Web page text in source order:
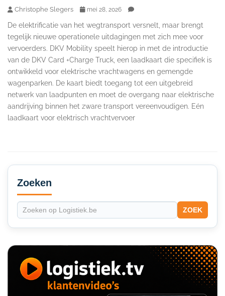
Christophe Slegers mei 28, 2026
De elektrificatie van het wegtransport versnelt, maar brengt
tegelijk nieuwe operationele uitdagingen met zich mee voor
vervoerders. DKV Mobility speelt hierop in met de introductie
van de DKV Card +Charge Truck, een laadkaart die specifiek is
ontwikkeld voor elektrische vrachtwagens en gemengde
wagenparken. De kaart biedt toegang tot een uitgebreid
netwerk van laadpunten en moet de overgang naar elektrische
aandrijving binnen het zware transport vereenvoudigen. Eén
laadkaart voor elektrisch vrachtvervoer
Secondary
Sidebar
Zoeken
ZOEK